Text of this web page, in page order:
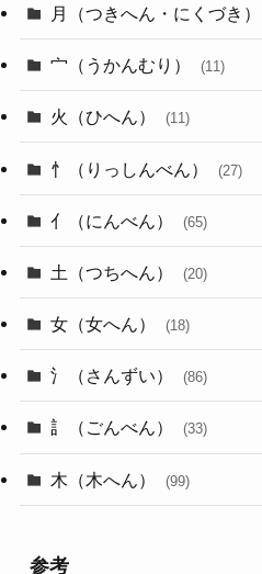
月（つきへん・にくづき）
宀（うかんむり） (11)
火（ひへん） (11)
忄（りっしんべん） (27)
亻（にんべん） (65)
土（つちへん） (20)
女（女へん） (18)
氵（さんずい） (86)
訁（ごんべん） (33)
木（木へん） (99)
参考